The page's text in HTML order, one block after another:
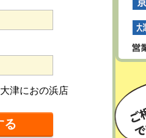
大津におの浜店